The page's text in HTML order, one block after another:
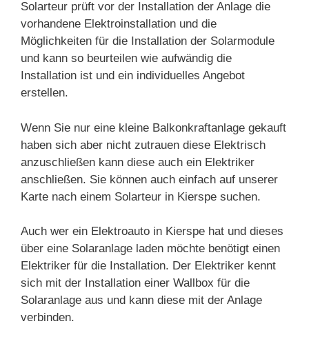
Solarteur prüft vor der Installation der Anlage die
vorhandene Elektroinstallation und die
Möglichkeiten für die Installation der Solarmodule
und kann so beurteilen wie aufwändig die
Installation ist und ein individuelles Angebot
erstellen.
Wenn Sie nur eine kleine Balkonkraftanlage gekauft
haben sich aber nicht zutrauen diese Elektrisch
anzuschließen kann diese auch ein Elektriker
anschließen. Sie können auch einfach auf unserer
Karte nach einem Solarteur in Kierspe suchen.
Auch wer ein Elektroauto in Kierspe hat und dieses
über eine Solaranlage laden möchte benötigt einen
Elektriker für die Installation. Der Elektriker kennt
sich mit der Installation einer Wallbox für die
Solaranlage aus und kann diese mit der Anlage
verbinden.